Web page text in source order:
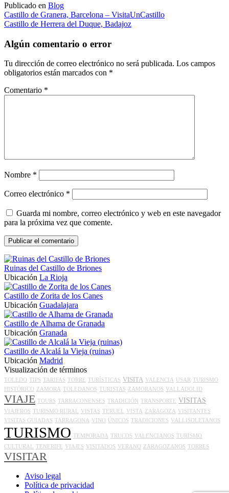
Publicado en Blog
Navegación
de
entradas
Castillo de Granera, Barcelona – VisitaUnCastillo
Castillo de Herrera del Duque, Badajoz
Algún comentario o error
Tu dirección de correo electrónico no será publicada. Los campos
obligatorios están marcados con *
Comentario *
Nombre *
Correo electrónico *
Guarda mi nombre, correo electrónico y web en este navegador
para la próxima vez que comente.
Ruinas del Castillo de Briones
Ubicación La Rioja
Castillo de Zorita de los Canes
Ubicación Guadalajara
Castillo de Alhama de Granada
Ubicación Granada
Castillo de Alcalá la Vieja (ruinas)
Ubicación Madrid
Visualización de términos
TOLEDO TIPS TARIFAS TORRE TURÍSTICAS VISITA VALENCIA USAR TURISMO
HISTÓRICO ZAMORA TOLEDANOS TURISTAS ZAMORANOS VALLADOLID
VIAJE TOURS TARRACONENSES TRADICIÓN TRANSPORTE VISITAS
VIAJEROS TURISMO RURAL VISTAS TERUEL VISTA ZARAGOZA VISITANTES
VISITAS GUIADAS TARRAGONA VINO ÚNICOS TRADICIONES VALLISOLETANOS
TURISMO TEMPORADA TRUCOS VALENCIANOS TURISMO
CULTURAL TENERIFE VIAJES VISITADOS VERANO ZARAGOZANOS TORRES
VISITAR
Aviso legal
Política de privacidad